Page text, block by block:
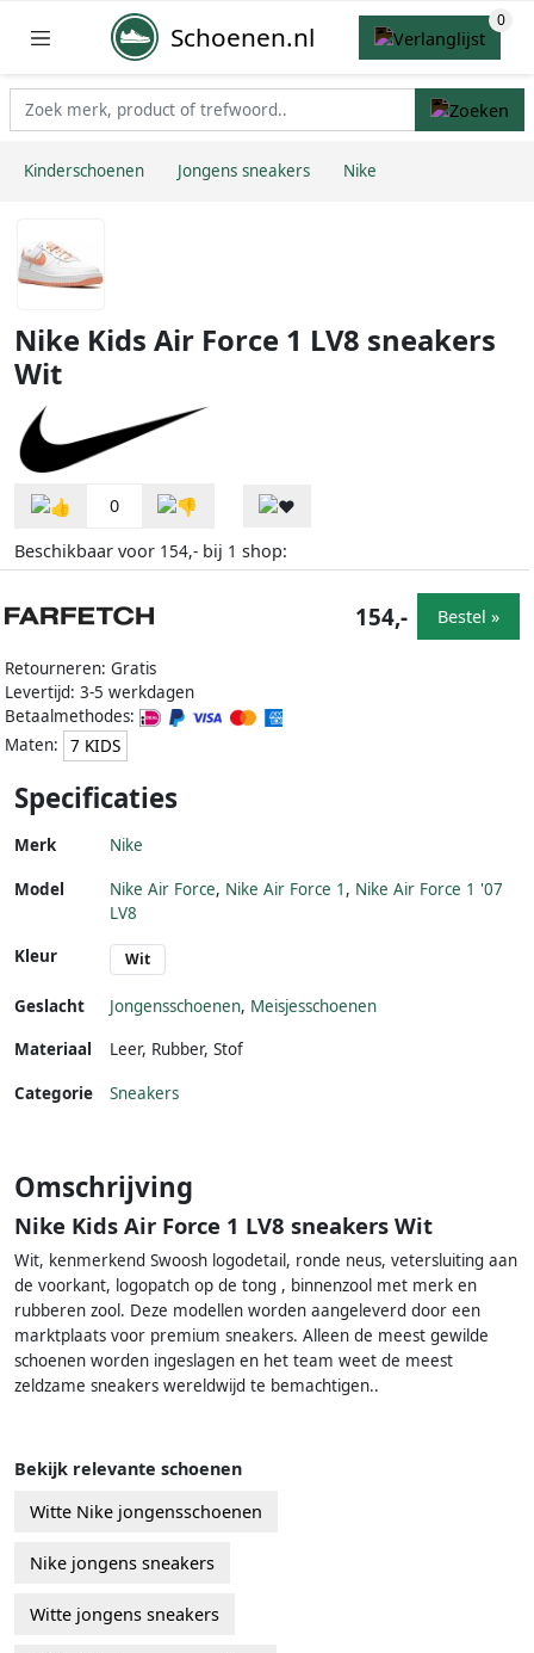
Schoenen.nl
Kinderschoenen Jongens sneakers Nike
Nike Kids Air Force 1 LV8 sneakers
Wit
0
Beschikbaar voor 154,- bij 1 shop:
Retourneren: Gratis
Levertijd: 3-5 werkdagen
Betaalmethodes:
Maten:
7 KIDS
154,- Bestel »
Specificaties
Merk Nike
Model Nike Air Force, Nike Air Force 1 , Nike Air Force 1 '07
LV8
Kleur
Wit
Geslacht Jongensschoenen, Meisjesschoenen
Materiaal
Leer, Rubber, Stof
Categorie Sneakers
Omschrijving
Nike Kids Air Force 1 LV8 sneakers Wit
Wit, kenmerkend Swoosh logodetail, ronde neus, vetersluiting aan
de voorkant, logopatch op de tong , binnenzool met merk en
rubberen zool. Deze modellen worden aangeleverd door een
marktplaats voor premium sneakers. Alleen de meest gewilde
schoenen worden ingeslagen en het team weet de meest
zeldzame sneakers wereldwijd te bemachtigen..
Bekijk relevante schoenen
Witte Nike jongensschoenen
Nike jongens sneakers
Witte jongens sneakers